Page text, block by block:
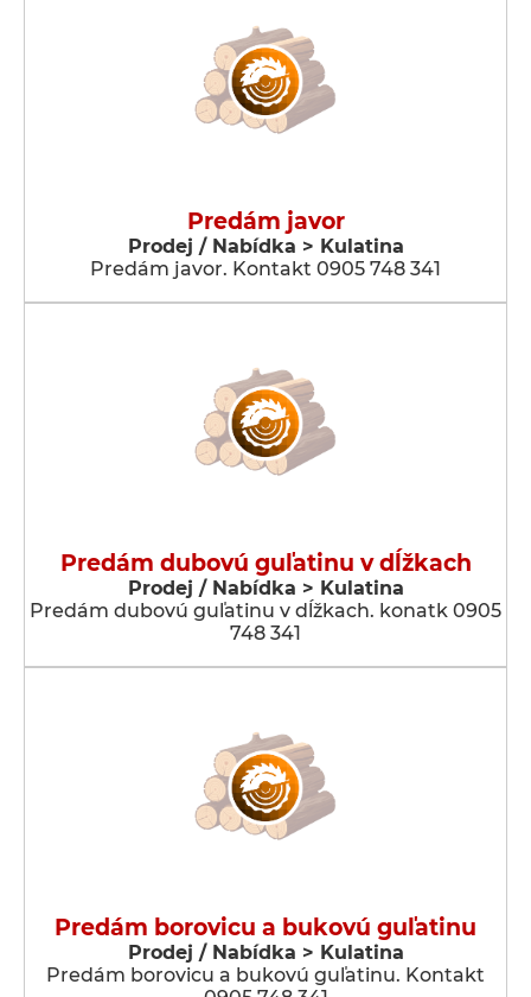
Predám javor
Prodej / Nabídka > Kulatina
Predám javor. Kontakt 0905 748 341
Predám dubovú guľatinu v dĺžkach
Prodej / Nabídka > Kulatina
Predám dubovú guľatinu v dĺžkach. konatk 0905
748 341
Predám borovicu a bukovú guľatinu
Prodej / Nabídka > Kulatina
Predám borovicu a bukovú guľatinu. Kontakt